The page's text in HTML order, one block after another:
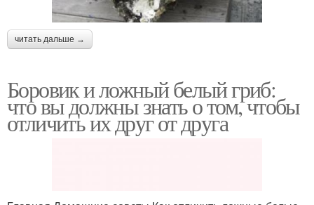
читать дальше →
Боровик и ложный белый гриб:
что вы должны знать о том, чтобы
отличить их друг от друга